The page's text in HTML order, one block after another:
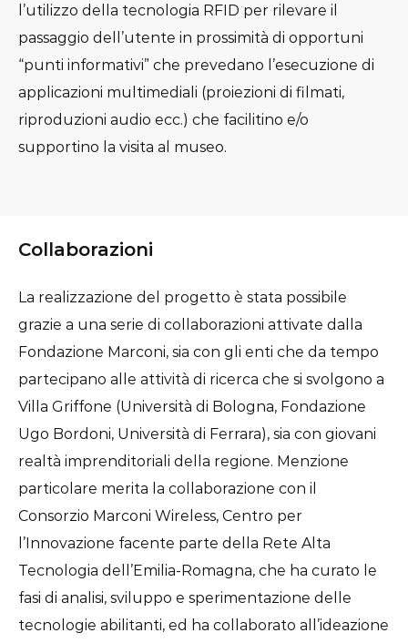
l’utilizzo della tecnologia RFID per rilevare il
passaggio dell’utente in prossimità di opportuni
“punti informativi” che prevedano l’esecuzione di
applicazioni multimediali (proiezioni di filmati,
riproduzioni audio ecc.) che facilitino e/o
supportino la visita al museo.
Collaborazioni
La realizzazione del progetto è stata possibile
grazie a una serie di collaborazioni attivate dalla
Fondazione Marconi, sia con gli enti che da tempo
partecipano alle attività di ricerca che si svolgono a
Villa Griffone (Università di Bologna, Fondazione
Ugo Bordoni, Università di Ferrara), sia con giovani
realtà imprenditoriali della regione. Menzione
particolare merita la collaborazione con il
Consorzio Marconi Wireless, Centro per
l’Innovazione facente parte della Rete Alta
Tecnologia dell’Emilia-Romagna, che ha curato le
fasi di analisi, sviluppo e sperimentazione delle
tecnologie abilitanti, ed ha collaborato all’ideazione